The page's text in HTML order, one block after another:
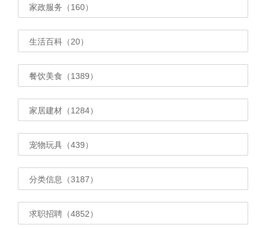
家政服务（160）
生活百科（20）
餐饮美食（1389）
家居建材（1284）
宠物玩具（439）
分类信息（3187）
求职招聘（4852）